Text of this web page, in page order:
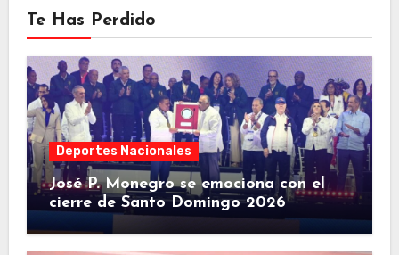
Te Has Perdido
Deportes Nacionales
José P. Monegro se emociona con el
cierre de Santo Domingo 2026